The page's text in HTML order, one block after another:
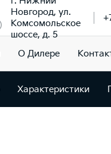
Новгород, ул.
Комсомольское
шоссе, д. 5
О Дилере
Характеристики